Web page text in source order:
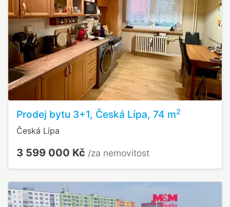
Prodej bytu 3+1, Česká Lípa, 74 m2
Česká Lípa
3 599 000 Kč /za nemovitost